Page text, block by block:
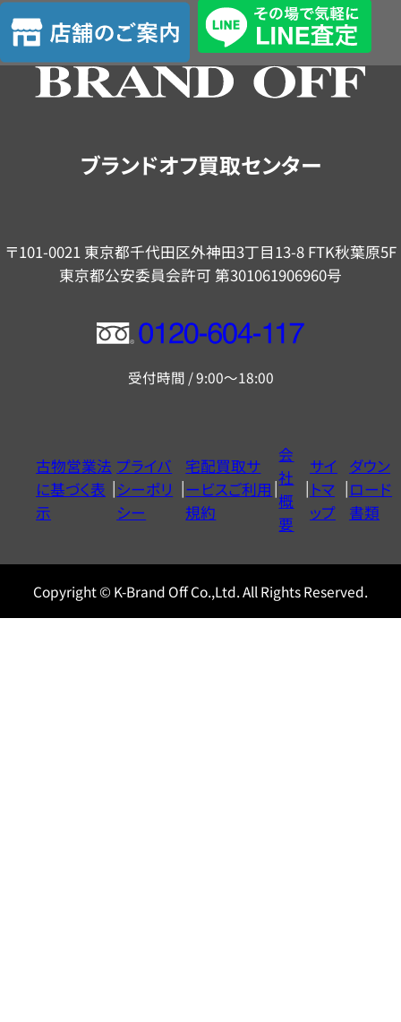
定
店
舗
の
ブランドオフ買取センター
〒101-0021 東京都千代田区外神田3丁目13-8 FTK秋葉原5F
東京都公安委員会許可 第301061906960号
フ
ー
ヤ
ル
0120604117
受付時間 / 9:00～18:00
古物営業法
に基づく表
示
プライバ
シーポリ
シー
宅配買取サ
ービスご利用
規約
会
社
概
要
サイ
トマ
ップ
ダウン
ロード
書類
Copyright © K-Brand Off Co.,Ltd. All Rights Reserved.